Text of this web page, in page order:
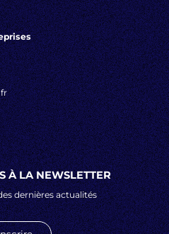
À LA NEWSLETTER
dernières actualités